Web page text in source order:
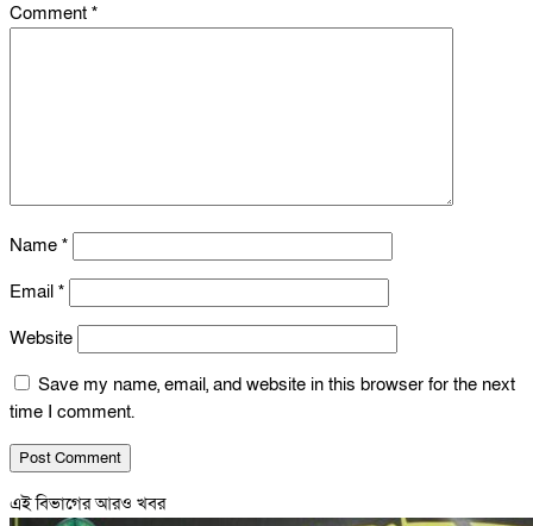
Comment *
Name *
Email *
Website
Save my name, email, and website in this browser for the next
time I comment.
এই বিভাগের আরও খবর